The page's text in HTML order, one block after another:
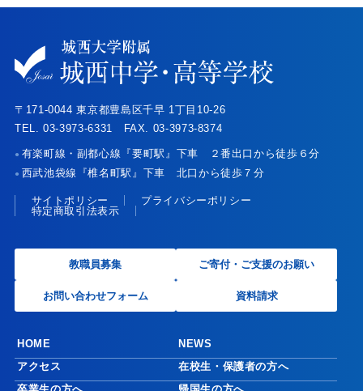
〒171-0044 東京都豊島区千早 1丁目10-26
TEL. 03-3973-6331 FAX. 03-3973-8374
● 有楽町線・副都心線『要町駅』下車 ２番出口から徒歩６分
● 西武池袋線『椎名町駅』下車 北口から徒歩７分
サイトポリシー
プライバシーポリシー
特定商取引法表示
教職員募集 ご寄付・ご支援のお願い
お問い合わせフォーム 資料請求
HOME
NEWS
アクセス
在校生・保護者の方へ